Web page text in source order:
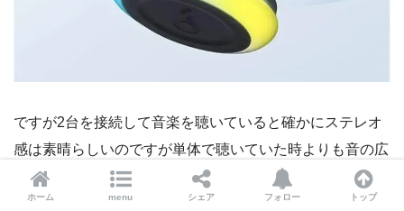
ですが2台を接続して音楽を聴いていると確かにステレオ
感は素晴らしいのですが単体で聴いていた時よりも音の広
がりがちょっと狭まる感じがするのがちょっとだけ残念で
す。ホーム menu シェア フォロー トップ